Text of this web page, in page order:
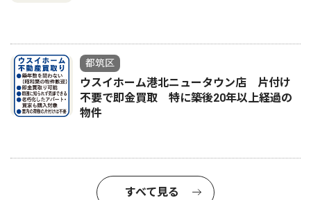
都筑区
ウスイホーム港北ニュータウン店 片付け
不要で即金買取 特に築後20年以上経過の
物件
すべて見る